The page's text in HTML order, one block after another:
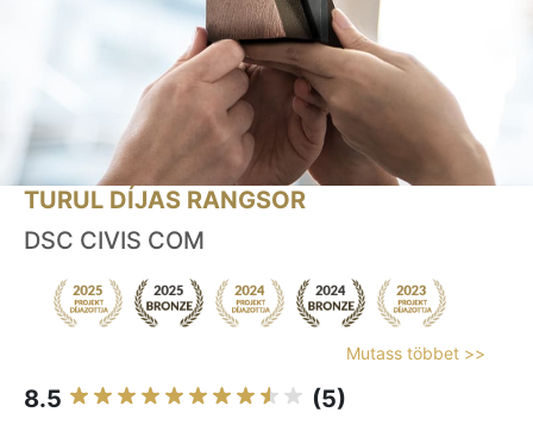
TURUL DÍJAS RANGSOR
DSC CIVIS COM
Mutass többet >>
8.5 (5)